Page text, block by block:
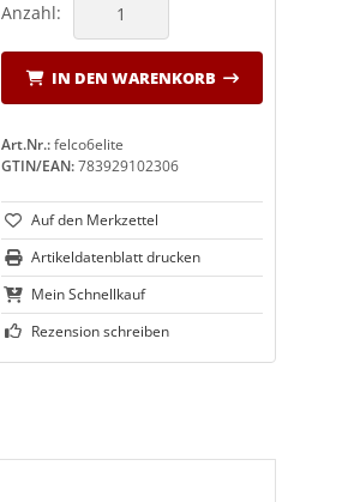
Anzahl:
IN DEN WARENKORB
Art.Nr.:felco6elite
GTIN/EAN:783929102306
Artikeldatenblatt drucken
Mein Schnellkauf
Rezension schreiben